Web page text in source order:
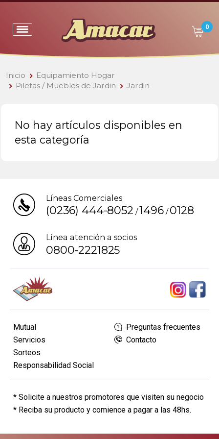
0
Inicio
Equipamiento Hogar
Piletas / Muebles de Jardin
Jardin
No hay artículos disponibles en
esta categoría
Líneas Comerciales
(0236) 444-8052 /1496/0128
Línea atención a socios
0800-2221825
Mutual
Servicios
Sorteos
Responsabilidad Social
Preguntas frecuentes
Contacto
* Solicite a nuestros promotores que visiten su negocio
* Reciba su producto y comience a pagar a las 48hs.